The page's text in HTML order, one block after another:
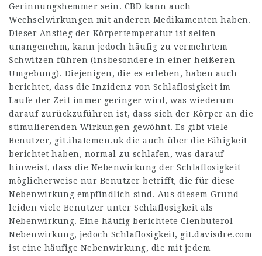
Gerinnungshemmer sein. CBD kann auch
Wechselwirkungen mit anderen Medikamenten haben.
Dieser Anstieg der Körpertemperatur ist selten
unangenehm, kann jedoch häufig zu vermehrtem
Schwitzen führen (insbesondere in einer heißeren
Umgebung). Diejenigen, die es erleben, haben auch
berichtet, dass die Inzidenz von Schlaflosigkeit im
Laufe der Zeit immer geringer wird, was wiederum
darauf zurückzuführen ist, dass sich der Körper an die
stimulierenden Wirkungen gewöhnt. Es gibt viele
Benutzer, git.ihatemen.uk die auch über die Fähigkeit
berichtet haben, normal zu schlafen, was darauf
hinweist, dass die Nebenwirkung der Schlaflosigkeit
möglicherweise nur Benutzer betrifft, die für diese
Nebenwirkung empfindlich sind. Aus diesem Grund
leiden viele Benutzer unter Schlaflosigkeit als
Nebenwirkung. Eine häufig berichtete Clenbuterol-
Nebenwirkung, jedoch Schlaflosigkeit, git.davisdre.com
ist eine häufige Nebenwirkung, die mit jedem